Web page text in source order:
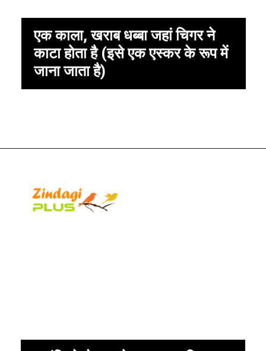
एक काला, खराब धब्बा जहां चिगर ने
काटा होता है (इसे एक एस्कर के रूप में
जाना जाता है)